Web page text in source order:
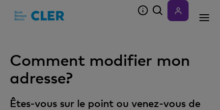
Comment modifier mon
adresse?
Êtes-vous sur le point ou venez-vous de